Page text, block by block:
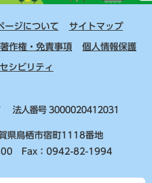
ージについて サイトマップ
著作権・免責事項 個人情報保護
シビリティ
法人番号 3000020412031
県鳥栖市宿町1118番地
Fax：0942-82-1994